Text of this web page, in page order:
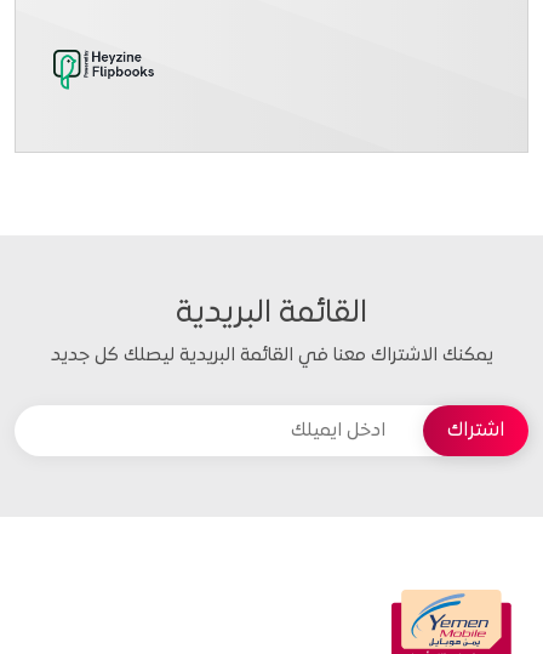
القائمة البريدية
يمكنك الاشتراك معنا في القائمة البريدية ليصلك كل جديد